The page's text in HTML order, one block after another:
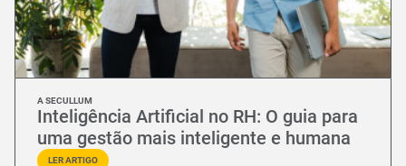
A SECULLUM
Inteligência Artificial no RH: O guia para
uma gestão mais inteligente e humana
LER ARTIGO